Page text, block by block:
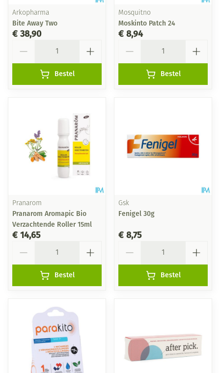
Arkopharma
Bite Away Two
€ 38,90
Bestel
Mosquitno
Moskinto Patch 24
€ 8,94
Bestel
Pranarom
Pranarom Aromapic Bio
Verzachtende Roller 15ml
€ 14,65
Bestel
Gsk
Fenigel 30g
€ 8,75
Bestel